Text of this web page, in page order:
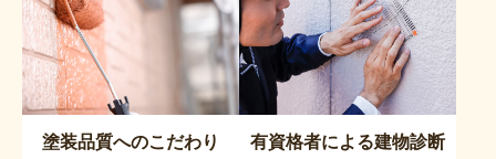
塗装品質へのこだわり 有資格者による建物診断